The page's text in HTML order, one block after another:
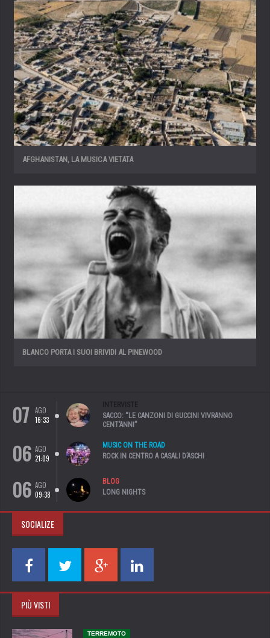
AFGHANISTAN, LA MUSICA VIETATA
BLANCO PORTA I SUOI BRIVIDI AL PINEWOOD
07
AGO
16:33
INTERVISTE
SACCO: “LE CANZONI DI GUCCINI VIVRANNO
CENT’ANNI”
06 AGO
21:09
MUSIC ON THE ROAD
ROCK IN CENTRO A CASALI D’ASCHI
06 AGO
09:38
BLOG
LONG NIGHTS
SOCIALIZE
PIÙ VISTI
TERREMOTO